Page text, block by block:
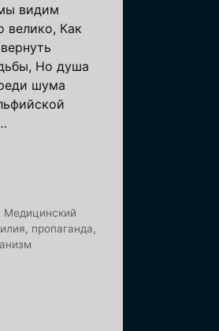
видим
велико, Как
Но душа
шума
Медицинский
, пропаганда,